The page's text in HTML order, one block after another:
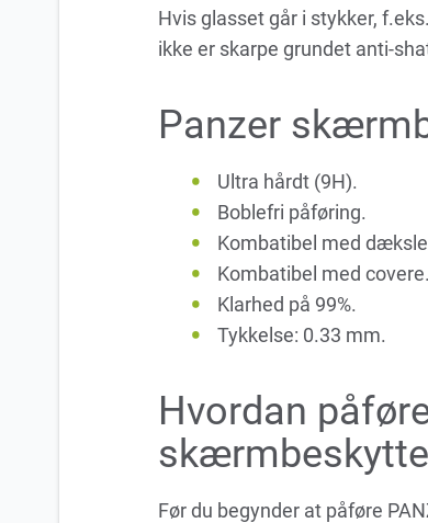
Hvis glasset går i stykker,
ikke er skarpe grundet anti-
Panzer
Ultra hårdt (9H).
Boblefri påføring.
Kombatibel med
Kombatibel med covere.
Klarhed på 99%.
Tykkelse: 0.33 mm.
Hvordan
Før du begynder at påføre